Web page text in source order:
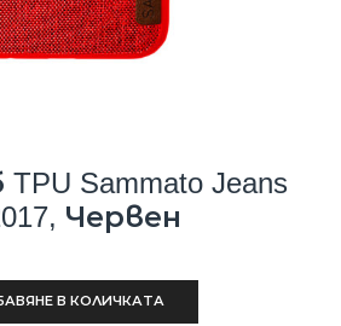
Sammato Jeans
Червен
В КОЛИЧКАТА